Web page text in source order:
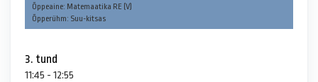
Õppeaine: Matemaatika RE (V)
Õpperühm: Suu-kitsas
3. tund
11:45 - 12:55